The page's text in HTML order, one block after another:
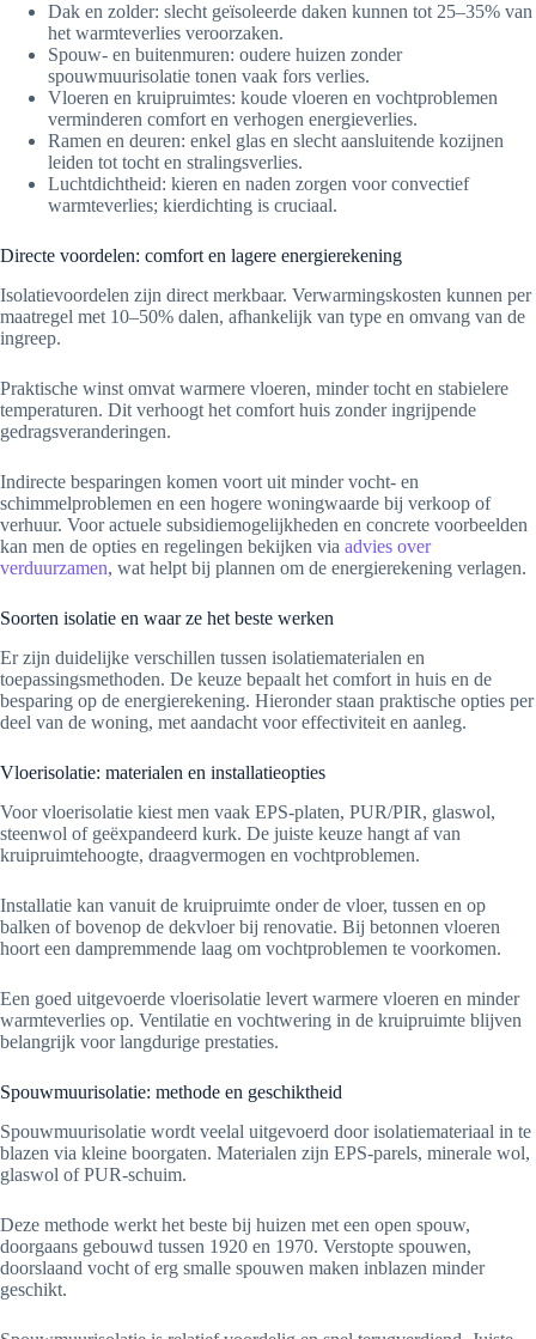
Dak en zolder: slecht geïsoleerde daken kunnen tot 25–35% van
het warmteverlies veroorzaken.
Spouw- en buitenmuren: oudere huizen zonder
spouwmuurisolatie tonen vaak fors verlies.
Vloeren en kruipruimtes: koude vloeren en vochtproblemen
verminderen comfort en verhogen energieverlies.
Ramen en deuren: enkel glas en slecht aansluitende kozijnen
leiden tot tocht en stralingsverlies.
Luchtdichtheid: kieren en naden zorgen voor convectief
warmteverlies; kierdichting is cruciaal.
Directe voordelen: comfort en lagere energierekening
Isolatievoordelen zijn direct merkbaar. Verwarmingskosten kunnen per
maatregel met 10–50% dalen, afhankelijk van type en omvang van de
ingreep.
Praktische winst omvat warmere vloeren, minder tocht en stabielere
temperaturen. Dit verhoogt het comfort huis zonder ingrijpende
gedragsveranderingen.
Indirecte besparingen komen voort uit minder vocht- en
schimmelproblemen en een hogere woningwaarde bij verkoop of
verhuur. Voor actuele subsidiemogelijkheden en concrete voorbeelden
kan men de opties en regelingen bekijken via advies over
verduurzamen, wat helpt bij plannen om de energierekening verlagen.
Soorten isolatie en waar ze het beste werken
Er zijn duidelijke verschillen tussen isolatiematerialen en
toepassingsmethoden. De keuze bepaalt het comfort in huis en de
besparing op de energierekening. Hieronder staan praktische opties per
deel van de woning, met aandacht voor effectiviteit en aanleg.
Vloerisolatie: materialen en installatieopties
Voor vloerisolatie kiest men vaak EPS-platen, PUR/PIR, glaswol,
steenwol of geëxpandeerd kurk. De juiste keuze hangt af van
kruipruimtehoogte, draagvermogen en vochtproblemen.
Installatie kan vanuit de kruipruimte onder de vloer, tussen en op
balken of bovenop de dekvloer bij renovatie. Bij betonnen vloeren
hoort een dampremmende laag om vochtproblemen te voorkomen.
Een goed uitgevoerde vloerisolatie levert warmere vloeren en minder
warmteverlies op. Ventilatie en vochtwering in de kruipruimte blijven
belangrijk voor langdurige prestaties.
Spouwmuurisolatie: methode en geschiktheid
Spouwmuurisolatie wordt veelal uitgevoerd door isolatiemateriaal in te
blazen via kleine boorgaten. Materialen zijn EPS-parels, minerale wol,
glaswol of PUR-schuim.
Deze methode werkt het beste bij huizen met een open spouw,
doorgaans gebouwd tussen 1920 en 1970. Verstopte spouwen,
doorslaand vocht of erg smalle spouwen maken inblazen minder
geschikt.